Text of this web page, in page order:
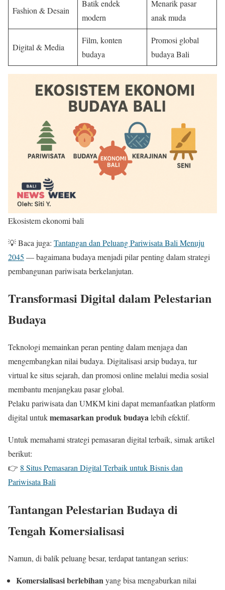
Fashion & Desain
Batik endek
modern
Menarik pasar
anak muda
Digital & Media
Film, konten
budaya
Promosi global
budaya Bali
Ekosistem ekonomi bali
💡 Baca juga: Tantangan dan Peluang Pariwisata Bali Menuju
2045 — bagaimana budaya menjadi pilar penting dalam strategi
pembangunan pariwisata berkelanjutan.
Transformasi Digital dalam Pelestarian
Budaya
Teknologi memainkan peran penting dalam menjaga dan
mengembangkan nilai budaya. Digitalisasi arsip budaya, tur
virtual ke situs sejarah, dan promosi online melalui media sosial
membantu menjangkau pasar global.
Pelaku pariwisata dan UMKM kini dapat memanfaatkan platform
digital untukmemasarkan produk budayalebih efektif.
Untuk memahami strategi pemasaran digital terbaik, simak artikel
berikut:
👉 8 Situs Pemasaran Digital Terbaik untuk Bisnis dan
Pariwisata Bali
Tantangan Pelestarian Budaya di
Tengah Komersialisasi
Namun, di balik peluang besar, terdapat tantangan serius:
Komersialisasi berlebihanyang bisa mengaburkan nilai